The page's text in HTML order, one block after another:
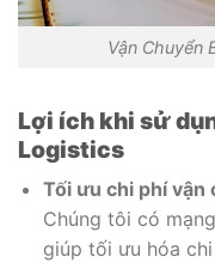
Vận Chuyển
Lợi ích khi sử
Logistics
Tối ưu chi phí vận
Chúng tôi có
giúp tối ưu hóa